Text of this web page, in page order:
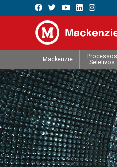
Mackenzie
Processos
Seletivos